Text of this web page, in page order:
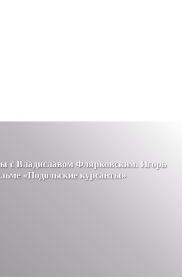
с Владиславом Флярковским. Игорь
«Подольские курсанты»